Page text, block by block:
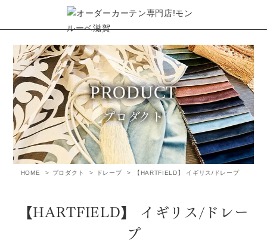
プロダクト
HOME プロダクト ドレープ 【HARTFIELD】 イギリス/ドレープ
【HARTFIELD】 イギリス/ドレー
プ